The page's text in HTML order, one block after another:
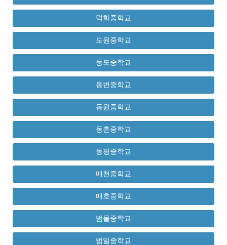
덕화중학교
도원중학교
동도중학교
동변중학교
동원중학교
동촌중학교
동평중학교
매천중학교
매호중학교
범물중학교
범일중학교